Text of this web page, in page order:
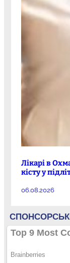
Лікарі в
кісту у
06.08.2026